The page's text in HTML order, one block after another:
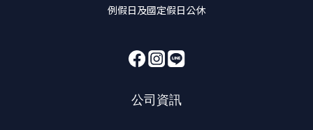
例假日及國定假日公休
公司資訊